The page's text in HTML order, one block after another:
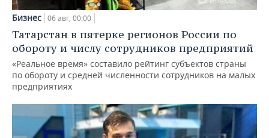
Бизнес 06 авг, 00:00
Татарстан в пятерке регионов России по
обороту и числу сотрудников предприятий
«Реальное время» составило рейтинг субъектов страны
по обороту и средней численности сотрудников на малых
предприятиях